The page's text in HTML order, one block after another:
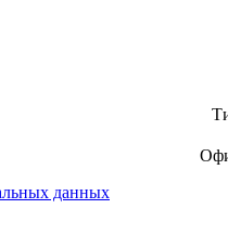
данных